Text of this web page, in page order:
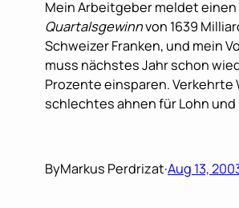
Mein Arbeitgeber meldet einen
Quartalsgewinnvon 1639
Schweizer Franken, und mein
muss nächstes Jahr schon
Prozente einsparen. Verkehrte
schlechtes ahnen für Lohn und
ByMarkus Perdrizat·Aug 13,